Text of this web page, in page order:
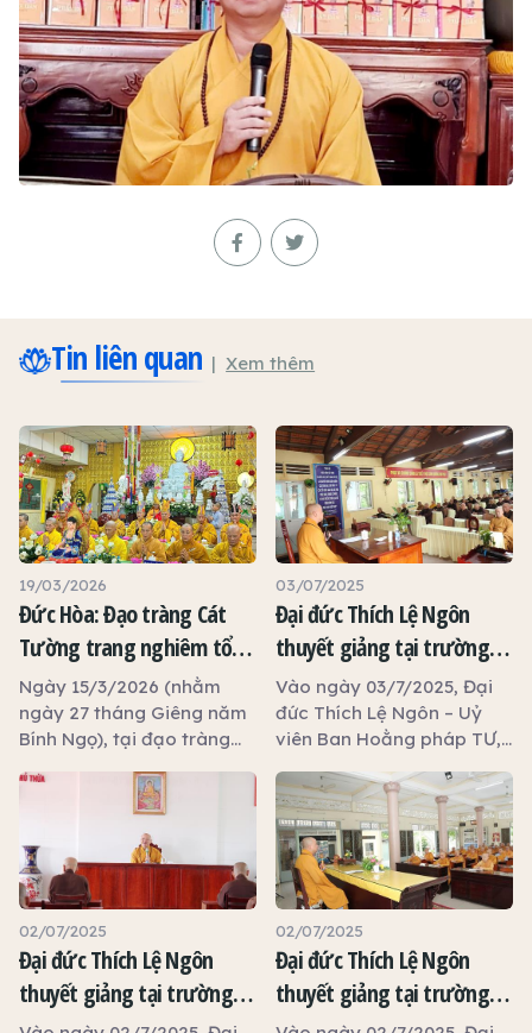
Tin liên quan Xem thêm
19/03/2026
Đức Hòa: Đạo tràng Cát
Tường trang nghiêm tổ
chức đàn Dược Sư thất
châu, khai giảng khóa tu
An Lạc và trao 100 phần
quà từ thiện
Ngày 15/3/2026 (nhằm
ngày 27 tháng Giêng năm
Bính Ngọ), tại đạo tràng
dưới sự hướng dẫn của Sư
cô Thích Nữ Liên Thảo –
Ủy viên Thường trực Ban
Văn hóa Trung ương, Ủy
viên Ban Giáo dục Phật
giáo Trung ương, đại diện
đạo tràng Cát Tường đã
trang nghiêm tổ chức
pháp hội đàn Dược Sư thất
châu, lễ tạ đàn viên mãn,
03/07/2025
Đại đức Thích Lệ Ngôn
thuyết giảng tại trường
hạ tổ đình Tôn Thạnh
Vào ngày 03/7/2025, Đại
đức Thích Lệ Ngôn – Uỷ
viên Ban Hoằng pháp TƯ,
GHPGVN tỉnh Tây Ninh,
Trưởng phòng Đào tạo
Học viện Phật giáo Việt
Nam TP.HCM thuyết giảng
tại trường hạ tổ đình Tôn
Thạnh.
02/07/2025
Đại đức Thích Lệ Ngôn
thuyết giảng tại trường
02/07/2025
Đại đức Thích Lệ Ngôn
thuyết giảng tại trường